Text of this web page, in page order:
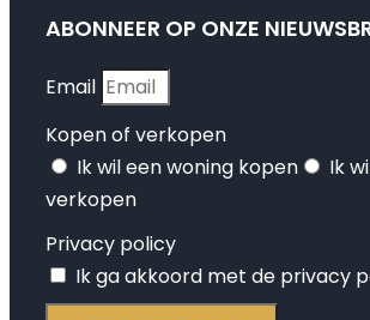
ABONNEER OP ONZE
Email
Kopen of verkopen
Ik wil een woning kopen
Ik
verkopen
Privacy policy
Ik ga akkoord met de privacy